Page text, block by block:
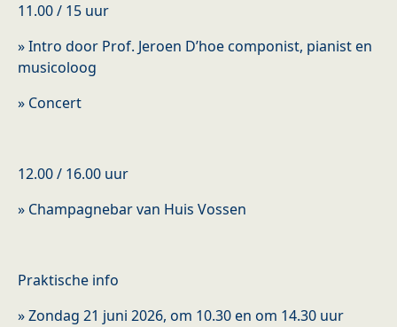
11.00 / 15 uur
» Intro door Prof. Jeroen D’hoe componist, pianist en
musicoloog
» Concert
12.00 / 16.00 uur
» Champagnebar van Huis Vossen
Praktische info
» Zondag 21 juni 2026, om 10.30 en om 14.30 uur